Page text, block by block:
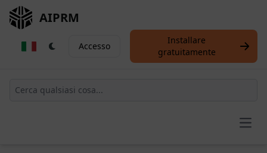
AIPRM
Accesso
Installare
gratuitamente